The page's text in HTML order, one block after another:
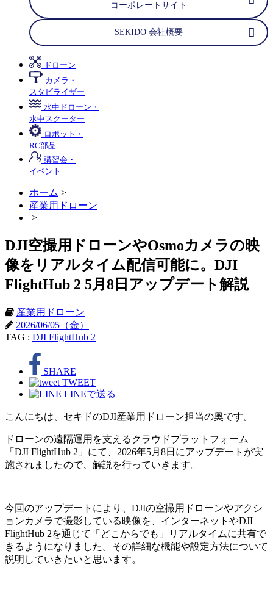
コーポレートサイト
SEKIDO 会社概要
ドローン
カメラ・
スタビライザー
水中ドローン・
水中スクーター
ロボット・
RC部品
講習会・
イベント
ホーム >
産業用ドローン
>
DJI空撮用ドローンやOsmoカメラの映
像をリアルタイム配信可能に。DJI
FlightHub 2 5月8日アップデート解説
産業用ドローン
2026/06/05（金）
TAG : DJI FlightHub 2
SHARE
TWEET
LINEで送る
こんにちは、セキドのDJI産業用ドローン担当の奥です。
ドローンの遠隔運用を支えるクラウドプラットフォーム
「DJI FlightHub 2」にて、2026年5月8日にアップデートが実
施されましたので、解説を行っていきます。
今回のアップデートにより、DJIの空撮用ドローンやアクシ
ョンカメラで撮影している映像を、インターネットやDJI
FlightHub 2を通じて「どこからでも」リアルタイムに共有で
きるようになりました。その詳細な機能や設定方法について
説明していきたいと思います。